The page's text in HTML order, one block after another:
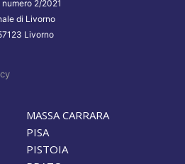
2/2021
di Livorno
Livorno
MASSA CARRARA
PISA
PISTOIA